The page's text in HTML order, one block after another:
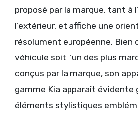
proposé par la marque, tant à
l’extérieur, et affiche une
résolument européenne. Bien
véhicule soit l’un des plus
conçus par la marque, son
gamme Kia apparaît évidente
éléments stylistiques